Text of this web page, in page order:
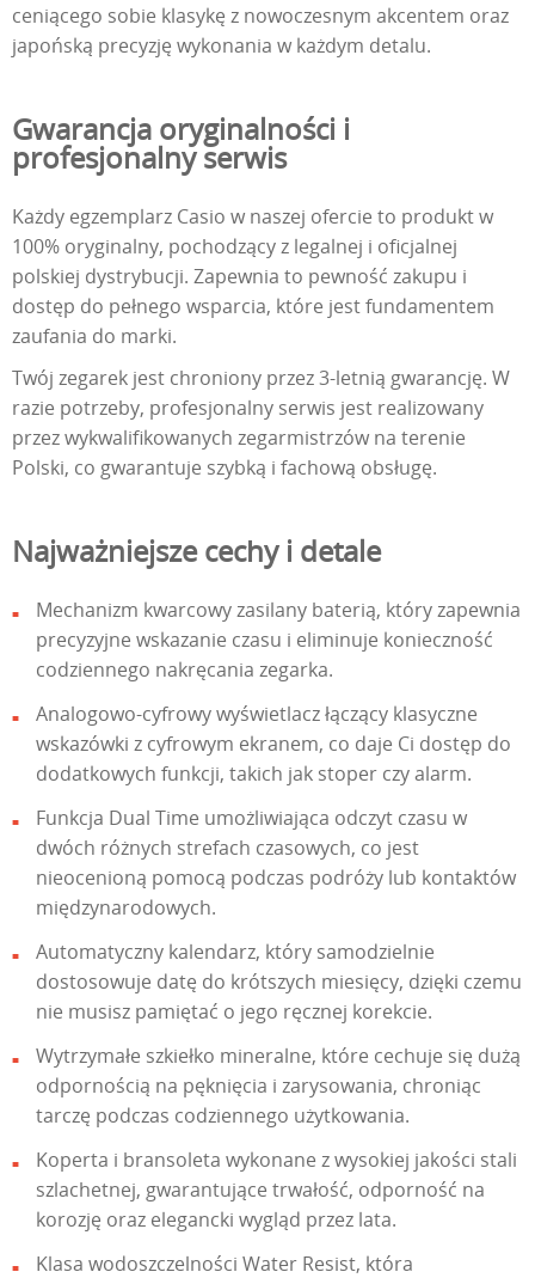
ceniącego sobie klasykę z nowoczesnym akcentem oraz
japońską precyzję wykonania w każdym detalu.
Gwarancja oryginalności i
profesjonalny serwis
Każdy egzemplarz Casio w naszej ofercie to produkt w
100% oryginalny, pochodzący z legalnej i oficjalnej
polskiej dystrybucji. Zapewnia to pewność zakupu i
dostęp do pełnego wsparcia, które jest fundamentem
zaufania do marki.
Twój zegarek jest chroniony przez 3-letnią gwarancję. W
razie potrzeby, profesjonalny serwis jest realizowany
przez wykwalifikowanych zegarmistrzów na terenie
Polski, co gwarantuje szybką i fachową obsługę.
Najważniejsze cechy i detale
Mechanizm kwarcowy zasilany baterią, który zapewnia
precyzyjne wskazanie czasu i eliminuje konieczność
codziennego nakręcania zegarka.
Analogowo-cyfrowy wyświetlacz łączący klasyczne
wskazówki z cyfrowym ekranem, co daje Ci dostęp do
dodatkowych funkcji, takich jak stoper czy alarm.
Funkcja Dual Time umożliwiająca odczyt czasu w
dwóch różnych strefach czasowych, co jest
nieocenioną pomocą podczas podróży lub kontaktów
międzynarodowych.
Automatyczny kalendarz, który samodzielnie
dostosowuje datę do krótszych miesięcy, dzięki czemu
nie musisz pamiętać o jego ręcznej korekcie.
Wytrzymałe szkiełko mineralne, które cechuje się dużą
odpornością na pęknięcia i zarysowania, chroniąc
tarczę podczas codziennego użytkowania.
Koperta i bransoleta wykonane z wysokiej jakości stali
szlachetnej, gwarantujące trwałość, odporność na
korozję oraz elegancki wygląd przez lata.
Klasa wodoszczelności Water Resist, która